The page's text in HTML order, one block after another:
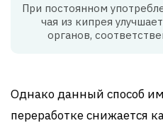
При постоянном
чая из кипрея
органов,
Однако данный способ
переработке снижается